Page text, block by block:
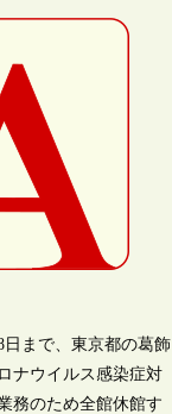
日まで、東京都の葛飾
ナウイルス感染症対
務のため全館休館す